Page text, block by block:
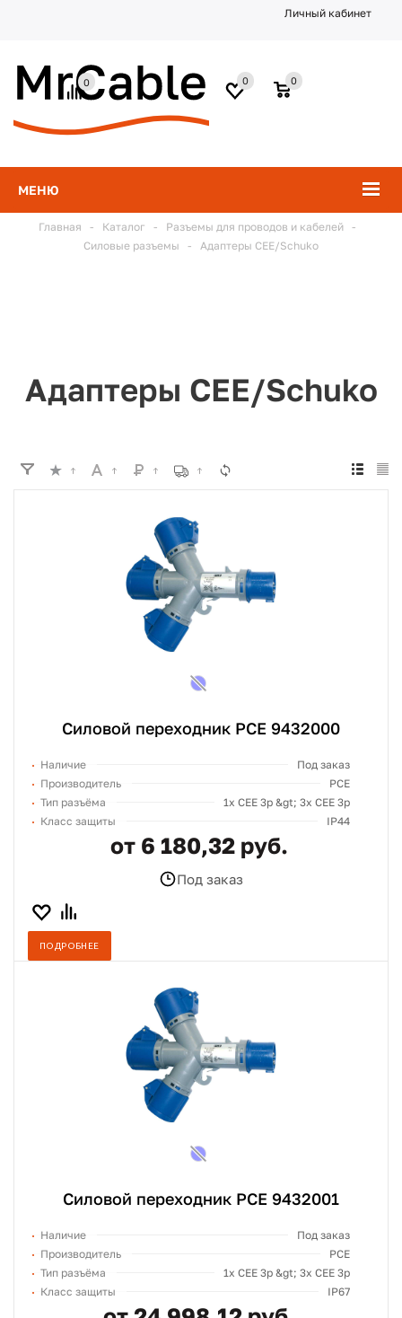
Личный кабинет
МЕНЮ
0
0
0
Главная - Каталог - Разъемы для проводов и кабелей
-
Силовые разъемы
- Адаптеры СЕЕ/Schuko
Адаптеры СЕЕ/Schuko
Силовой переходник PCE 9432000
Наличие
Под заказ
Производитель
PCE
Тип разъёма
1х СЕЕ 3p &gt; 3х СЕЕ 3p
Класс защиты
IP44
от 6 180,32 руб.
Под заказ
ПОДРОБНЕЕ
Силовой переходник PCE 9432001
Наличие
Под заказ
Производитель
PCE
Тип разъёма
1х СЕЕ 3p &gt; 3х СЕЕ 3p
Класс защиты
IP67